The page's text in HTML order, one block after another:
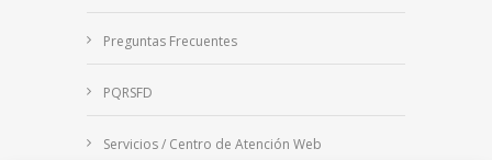
Preguntas Frecuentes
PQRSFD
Servicios / Centro de Atención Web